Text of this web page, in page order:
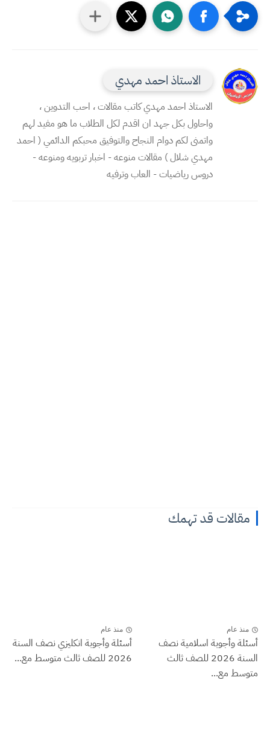
الاستاذ احمد مهدي
الاستاذ احمد مهدي كاتب مقالات ، احب التدوين ،
واحاول بكل جهد ان اقدم لكل الطلاب ما هو مفيد لهم
واتمنى لكم دوام النجاح والتوفيق محبكم الدائمي ( احمد
مهدي شلال ) مقالات منوعه - اخبار تربويه ومنوعه -
دروس رياضيات - العاب وترفيه
مقالات قد تهمك
منذ عام
أسئلة وأجوبة اسلامية نصف
السنة 2026 للصف ثالث
متوسط مع...
منذ عام
أسئلة وأجوبة انكليزي نصف السنة
2026 للصف ثالث متوسط مع...